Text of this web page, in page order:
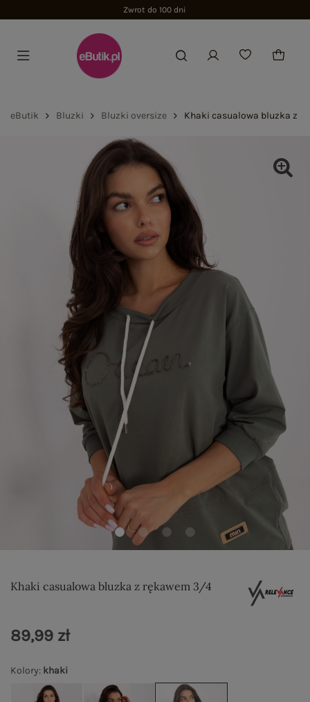
Zwrot do 100 dni
eButik Bluzki Bluzki oversize Khaki casualowa bluzka z
Khaki casualowa bluzka z rękawem 3/4
Kolory: khaki
89,99 zł